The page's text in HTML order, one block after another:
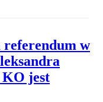
referendum w
KO jest